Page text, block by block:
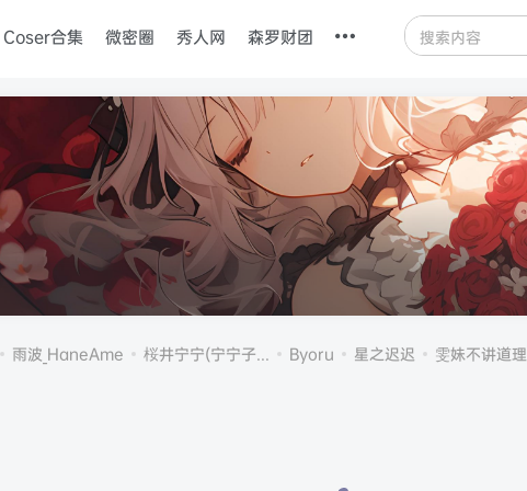
Coser合集 微密圈 秀人网 森罗财团
雨波_HaneAme 桜井宁宁(宁宁子... Byoru 星之迟迟 雯妹不讲道理